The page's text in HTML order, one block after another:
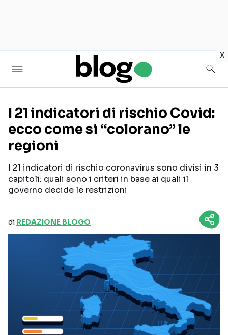
x
Seguici sui social
I 21 indicatori di rischio Covid:
ecco come si “colorano” le
regioni
I 21 indicatori di rischio coronavirus sono divisi in 3
capitoli: quali sono i criteri in base ai quali il
governo decide le restrizioni
di REDAZIONE BLOGO